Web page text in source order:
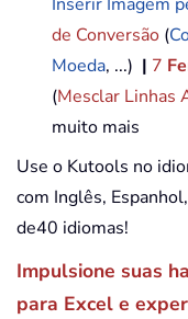
de Conversão (
Moeda, ...) | 7
(Mesclar Linhas
muito mais
Use o Kutools no
com Inglês,
de40 idiomas!
Impulsione suas
para Excel e